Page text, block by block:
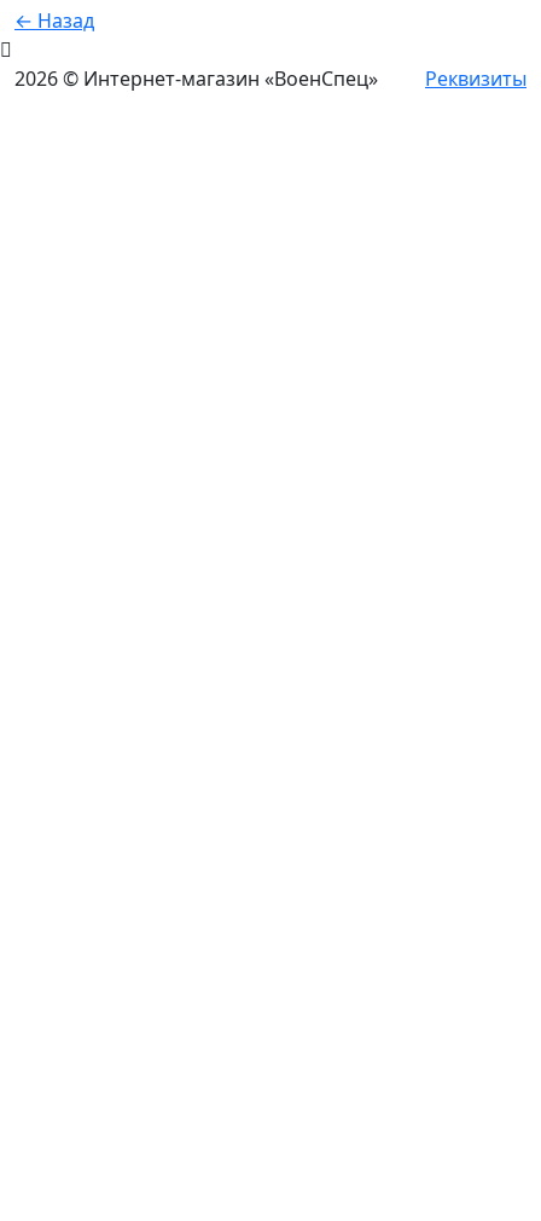
← Назад
2026 © Интернет-магазин «ВоенСпец» Реквизиты